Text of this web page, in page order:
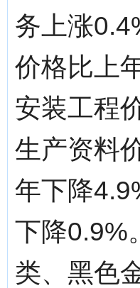
务上涨
价格比上
安装工程
生产资料
年下降
下降0.9%
类、黑色